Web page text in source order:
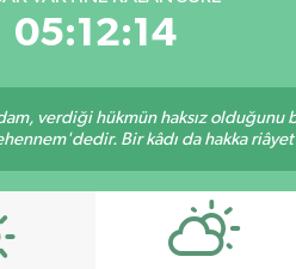
05:12:14
verdiği hükmün haksız
Bir kâdı da hakka